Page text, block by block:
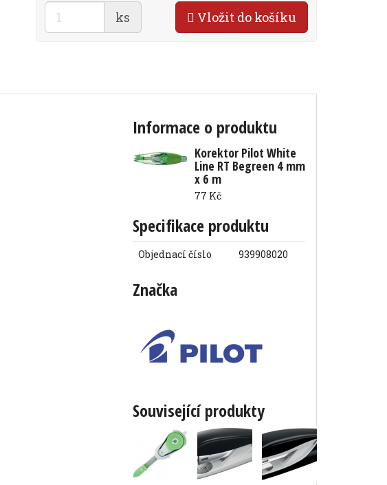
ks Vložit do košíku
Informace o produktu
Korektor Pilot White
Line RT Begreen 4 mm
x 6 m
77 Kč
Specifikace produktu
Objednací číslo 939908020
Značka
Související produkty